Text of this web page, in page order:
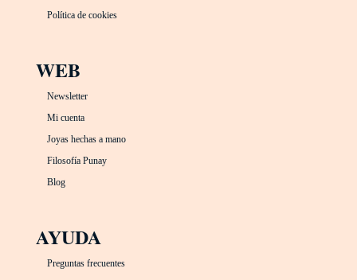
Política de cookies
WEB
Newsletter
Mi cuenta
Joyas hechas a mano
Filosofía Punay
Blog
AYUDA
Preguntas frecuentes